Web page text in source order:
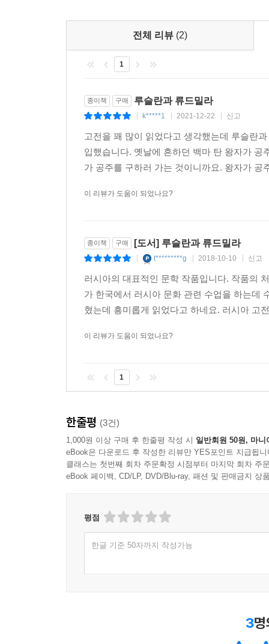
전체 리뷰 (2)
1
종이책 구매 루슬란과 류드밀라
k*****1 2021-12-22 신고
고전을 꽤 많이 읽었다고 생각했는데 루슬란
입했습니다. 옛날에 흔하던 백마 탄 왕자가
가 공주를 구하러 가는 것이니까요. 왕자가
이 리뷰가 도움이 되었나요?
종이책 구매 [도서] 루슬란과 류드밀라
t*********g 2018-10-10 신고
러시아의 대표적인 문학 작품입니다. 작품의
가 한국에서 러시아 문화 관련 수업을 하는데
혔는데 흥미롭게 읽었다고 하네요. 러시아 고
이 리뷰가 도움이 되었나요?
1
한줄평 (3건)
1,000원 이상 구매 후 한줄평 작성 시 일반회원 50원, 마니
eBook은 다운로드 후 작성한 리뷰만 YES포인트 지급됩니
클래스는 첫번째 회차 주문확정 시점부터 마지막 회차 주
eBook 페이백, CD/LP, DVD/Blu-ray, 패션 및 판매금지 상
평점
한글 기준 50자까지 작성가능
3